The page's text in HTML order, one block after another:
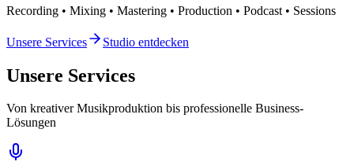
Recording • Mixing • Mastering • Production • Podcast • Sessions
Unsere Services Studio entdecken
Unsere Services
Von kreativer Musikproduktion bis professionelle Business-
Lösungen